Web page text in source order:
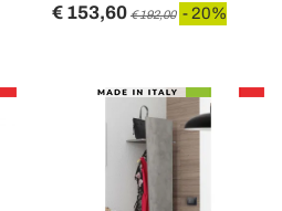
€ 153,60 € 192,00 - 20%